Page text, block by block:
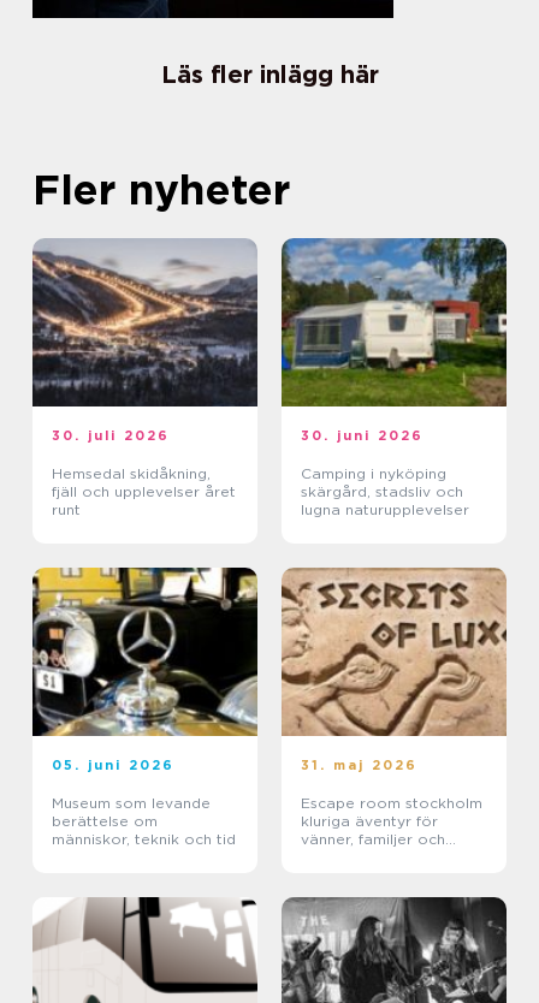
Läs fler inlägg här
Fler nyheter
30. juli 2026
Hemsedal skidåkning,
fjäll och upplevelser året
runt
30. juni 2026
Camping i nyköping
skärgård, stadsliv och
lugna naturupplevelser
05. juni 2026
Museum som levande
berättelse om
människor, teknik och tid
31. maj 2026
Escape room stockholm
kluriga äventyr för
vänner, familjer och